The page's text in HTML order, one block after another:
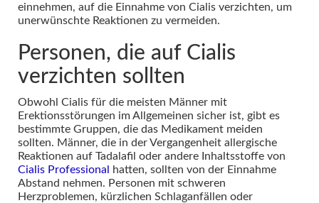
einnehmen, auf die Einnahme von Cialis verzichten, um
unerwünschte Reaktionen zu vermeiden.
Personen, die auf Cialis
verzichten sollten
Obwohl Cialis für die meisten Männer mit
Erektionsstörungen im Allgemeinen sicher ist, gibt es
bestimmte Gruppen, die das Medikament meiden
sollten. Männer, die in der Vergangenheit allergische
Reaktionen auf Tadalafil oder andere Inhaltsstoffe von
Cialis Professional
hatten, sollten von der Einnahme
Abstand nehmen. Personen mit schweren
Herzproblemen, kürzlichen Schlaganfällen oder